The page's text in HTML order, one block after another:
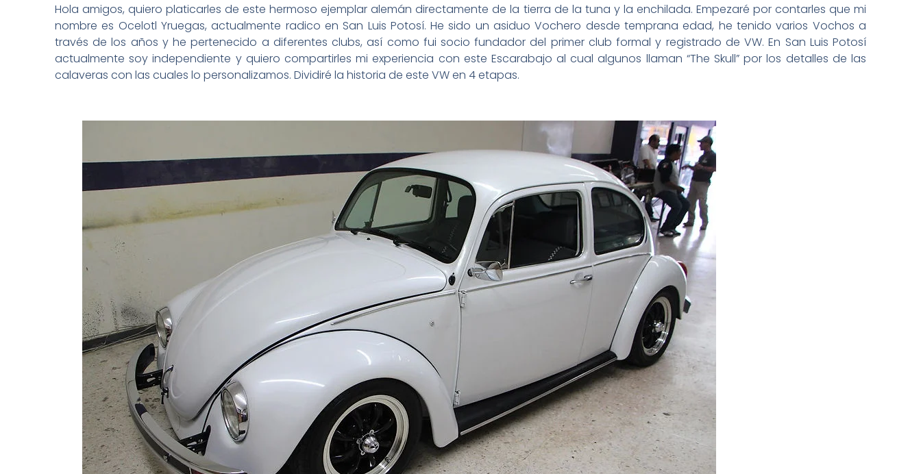
Hola amigos, quiero platicarles de este hermoso ejemplar alemán directamente de la tierra de la tuna y la enchilada. Empezaré por contarles que mi
nombre es Ocelotl Yruegas, actualmente radico en San Luis Potosí. He sido un asiduo Vochero desde temprana edad, he tenido varios Vochos a
través de los años y he pertenecido a diferentes clubs, así como fui socio fundador del primer club formal y registrado de VW. En San Luis Potosí
actualmente soy independiente y quiero compartirles mi experiencia con este Escarabajo al cual algunos llaman “The Skull” por los detalles de las
calaveras con las cuales lo personalizamos. Dividiré la historia de este VW en 4 etapas.